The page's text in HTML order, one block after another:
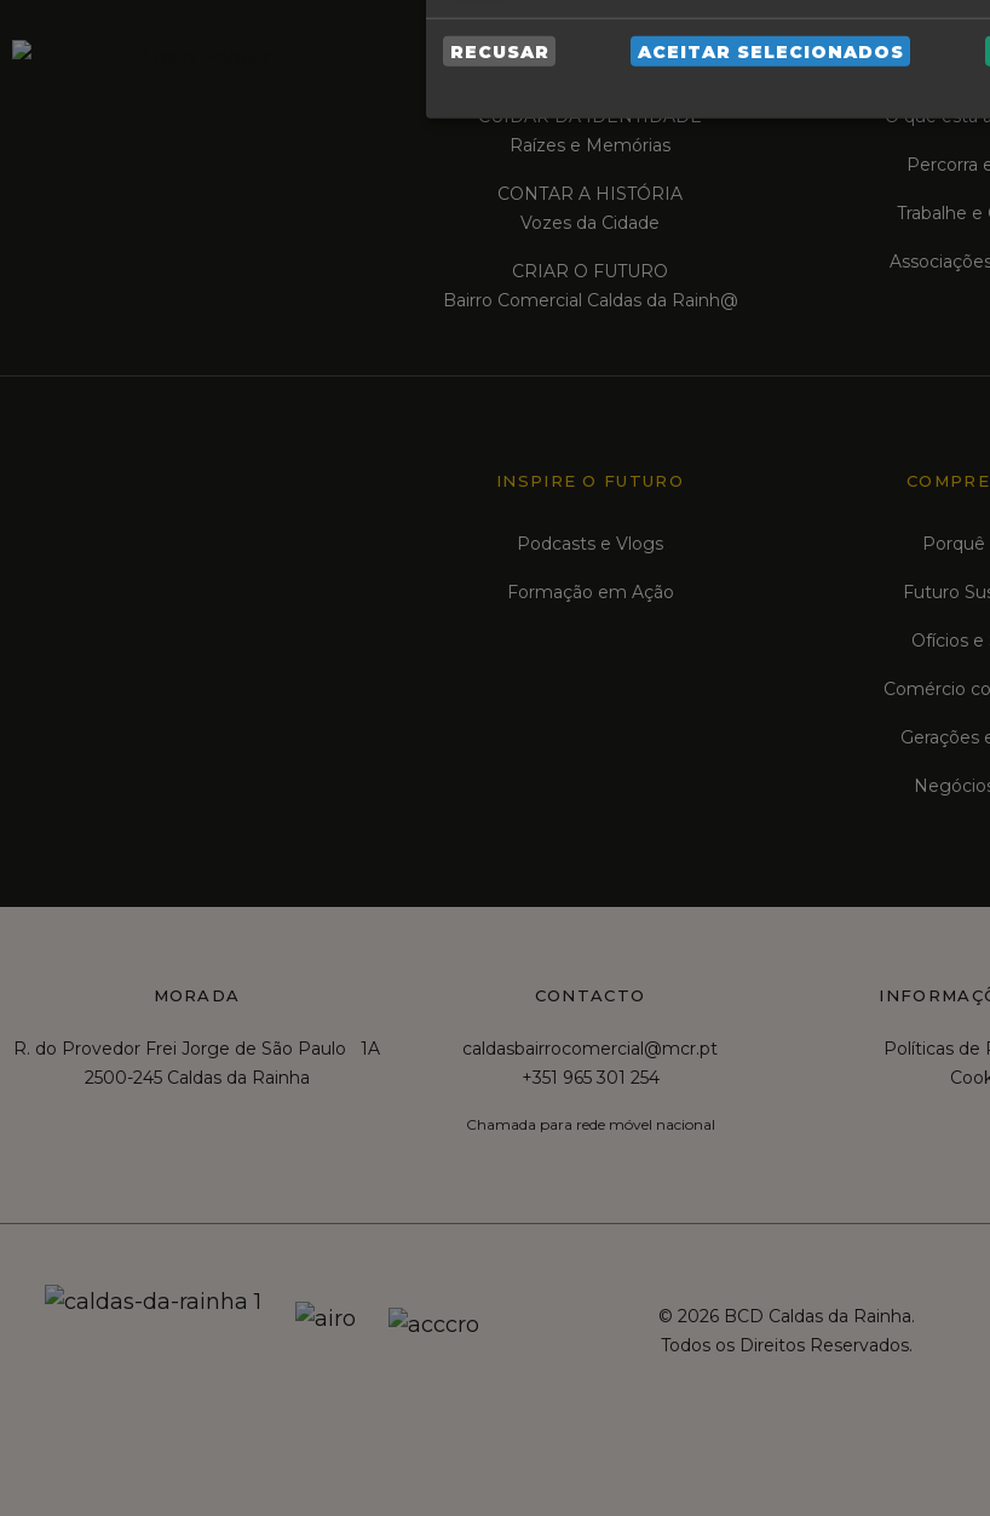
SINTA A TRADIÇÃO
CUIDAR DA IDENTIDADE
Raízes e Memórias
CONTAR A HISTÓRIA
Vozes da Cidade
CRIAR O FUTURO
Bairro Comercial Caldas da Rainh@
VIVA AS
O que está
Percorra
Trabalhe e
INSPIRE O FUTURO
Podcasts e Vlogs
Formação em Ação
Porquê
Futuro
Ofícios e
Comércio
Gerações
MORADA
R. do Provedor Frei Jorge de São Paulo 1A
2500-245 Caldas da Rainha
CONTACTO
caldasbairrocomercial@mcr.pt
+351 965 301 254
Chamada para rede móvel nacional
Políticas de
© 2026 BCD Caldas da Rainha.
Todos os Direitos Reservados.
RECUSAR ACEITAR SELECIONADOS